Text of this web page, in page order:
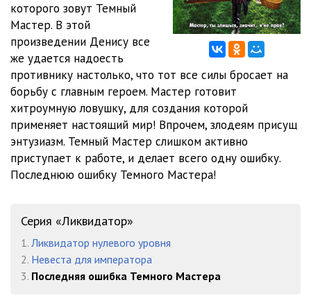
012 08:51
013 09:28
014
015
016 09:29
017
018
020
021
которого зовут Темный
Мастер. В этой
произведении Денису все
же удается надоесть
противнику настолько, что тот все силы бросает на
борьбу с главным героем. Мастер готовит
хитроумную ловушку, для создания которой
применяет настоящий мир! Впрочем, злодеям присущ
энтузиазм. Темный Мастер слишком активно
приступает к работе, и делает всего одну ошибку.
Последнюю ошибку Темного Мастера!
Серия «Ликвидатор»
1. Ликвидатор нулевого уровня
2. Невеста для императора
3. Последняя ошибка Темного Мастера